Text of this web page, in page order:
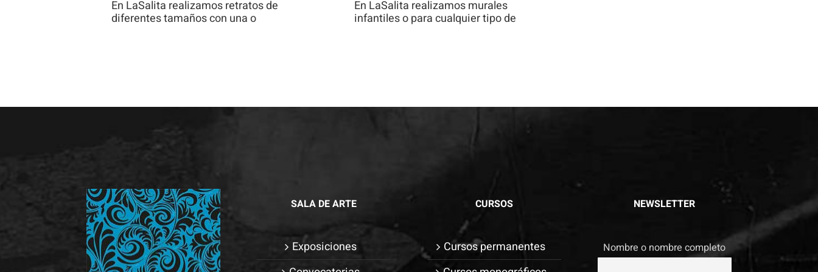
En LaSalita realizamos retratos de
diferentes tamaños con una o
En LaSalita realizamos murales
infantiles o para cualquier tipo de
SALA DE ARTE
Exposiciones
CURSOS
Cursos permanentes
NEWSLETTER
Nombre o nombre completo
Para que
podamos
base a cómo
nuestra web
funcione lo
mejor posible
durante tu